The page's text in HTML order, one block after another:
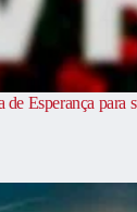
Esperança para